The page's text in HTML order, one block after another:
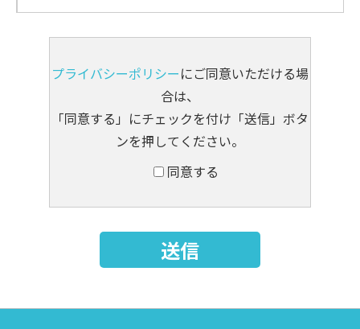
プライバシーポリシーにご同意いただける場
合は、
「同意する」にチェックを付け「送信」ボタ
ンを押してください。
同意する